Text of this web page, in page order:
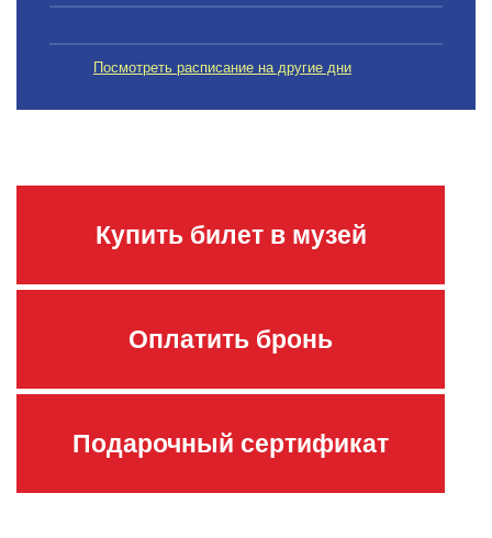
Посмотреть расписание на другие дни
Купить билет в музей
Оплатить бронь
Подарочный сертификат